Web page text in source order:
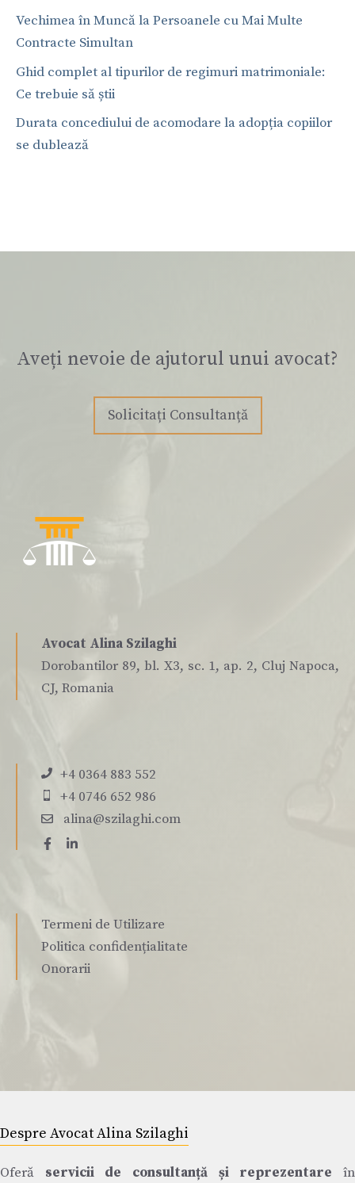
Vechimea în Muncă la Persoanele cu Mai Multe
Contracte Simultan
Ghid complet al tipurilor de regimuri matrimoniale:
Ce trebuie să știi
Durata concediului de acomodare la adopția copiilor
se dublează
Aveți nevoie de ajutorul unui avocat?
Solicitați Consultanță
Avocat Alina Szilaghi
Dorobantilor 89, bl. X3, sc. 1, ap. 2, Cluj Napoca,
CJ, Romania
+4 0364 883 552
+4 0746 652 986
alina@szilaghi.com
Termeni de Utilizare
Politica confidențialitate
Onorarii
Despre Avocat Alina Szilaghi
Oferă servicii de consultanță și reprezentare în